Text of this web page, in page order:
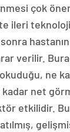
çok
ileri
verilir.
ne
kadar net
etkilidir.